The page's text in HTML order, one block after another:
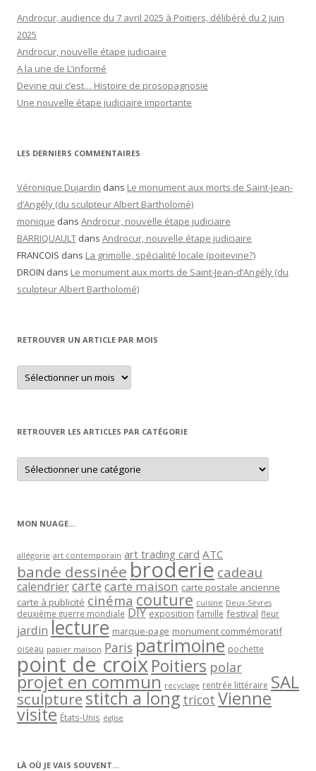
Androcur, audience du 7 avril 2025 à Poitiers, délibéré du 2 juin
2025
Androcur, nouvelle étape judiciaire
A la une de L’informé
Devine qui c’est… Histoire de prosopagnosie
Une nouvelle étape judiciaire importante
LES DERNIERS COMMENTAIRES
Véronique Dujardin dans Le monument aux morts de Saint-Jean-
d’Angély (du sculpteur Albert Bartholomé)
monique dans Androcur, nouvelle étape judiciaire
BARRIQUAULT dans Androcur, nouvelle étape judiciaire
FRANCOIS dans La grimolle, spécialité locale (poitevine?)
DROIN dans Le monument aux morts de Saint-Jean-d’Angély (du
sculpteur Albert Bartholomé)
RETROUVER UN ARTICLE PAR MOIS
Retrouver
un
article
RETROUVER LES ARTICLES PAR CATÉGORIE
Retrouver
les
articles
MON NUAGE…
allégorie art contemporain art trading card ATC
bande dessinée broderie cadeau
calendriercartecarte maison carte postale ancienne
carte à publicité cinéma couture cuisine Deux-Sèvres
deuxième guerre mondiale DIY exposition famille festival fleur
jardin lecture marque-page monument commémoratif
oiseau papier maison Paris patrimoine pochette
point de croixPoitiers polar
projet en commun recyclage rentrée littéraire SAL
sculpturestitch a long tricot Vienne
visite États-Unis église
LÀ OÙ JE VAIS SOUVENT…